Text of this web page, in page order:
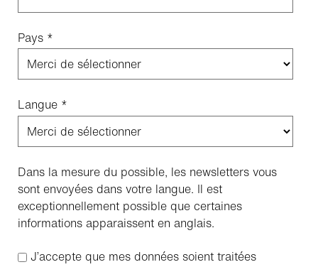
Pays *
Langue *
Dans la mesure du possible, les newsletters vous
sont envoyées dans votre langue. Il est
exceptionnellement possible que certaines
informations apparaissent en anglais.
J’accepte que mes données soient traitées